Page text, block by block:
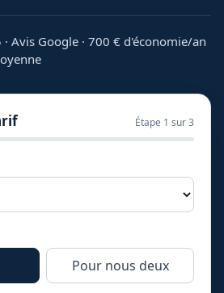
Avis Google · 700 € d'économie/an
Étape 1 sur 3
Pour nous deux